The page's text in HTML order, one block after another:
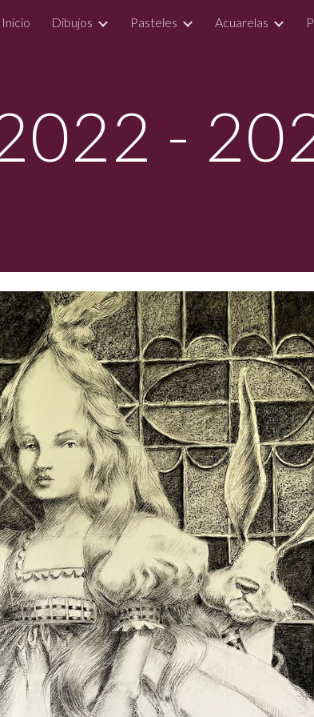
to main content Skip to
Inicio Dibujos Pasteles Acuarelas
-